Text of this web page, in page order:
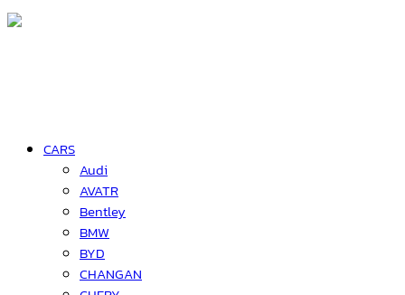
CARS
Audi
AVATR
Bentley
BMW
BYD
CHANGAN